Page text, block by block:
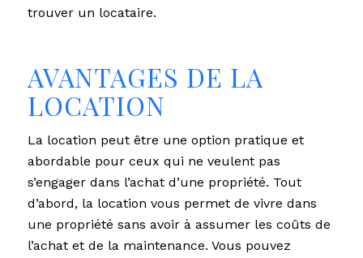
trouver un locataire.
AVANTAGES DE LA
LOCATION
La location peut être une option pratique et
abordable pour ceux qui ne veulent pas
s’engager dans l’achat d’une propriété. Tout
d’abord, la location vous permet de vivre dans
une propriété sans avoir à assumer les coûts de
l’achat et de la maintenance. Vous pouvez